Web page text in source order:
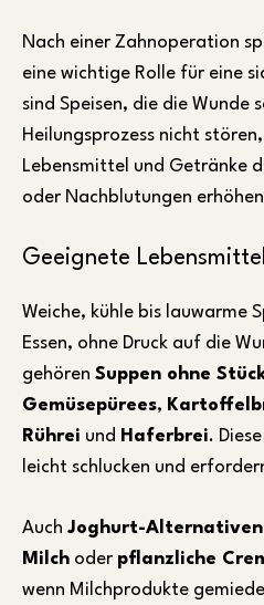
Nach einer Zahnoperation
eine wichtige Rolle für eine
sind Speisen, die die Wunde
Heilungsprozess nicht
Lebensmittel und Getränke
oder Nachblutungen
Geeignete Lebensmittel
Weiche, kühle bis lauwarme
Essen, ohne Druck auf die
gehören Suppen ohne
Gemüsepürees,
Rührei und Haferbrei.
leicht schlucken und
Auch Joghurt-Alternativen
Milch oder pflanzliche
wenn Milchprodukte